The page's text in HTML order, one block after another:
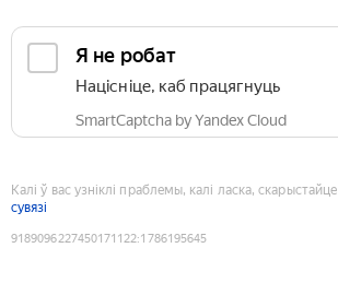
Я не робат
Націсніце, каб працягнуць
SmartCaptcha by Yandex Cloud
Калі ў вас узніклі праблемы, калі ласка, скарыстайце
сувязі
9189096227450171122:1786195645